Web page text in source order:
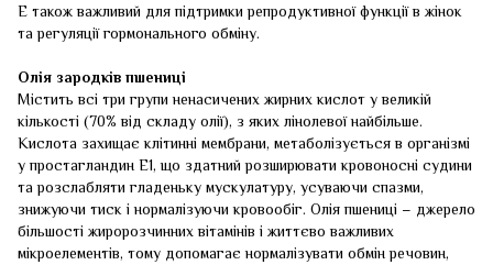
Е також важливий для підтримки репродуктивної функції в жінок
та регуляції гормонального обміну.
Олія зародків пшениці
Містить всі три групи ненасичених жирних кислот у великій
кількості (70% від складу олії), з яких лінолевої найбільше.
Кислота захищає клітинні мембрани, метаболізується в організмі
у простагландин E1, що здатний розширювати кровоносні судини
та розслабляти гладеньку мускулатуру, усуваючи спазми,
знижуючи тиск і нормалізуючи кровообіг. Олія пшениці – джерело
більшості жиророзчинних вітамінів і життєво важливих
мікроелементів, тому допомагає нормалізувати обмін речовин,